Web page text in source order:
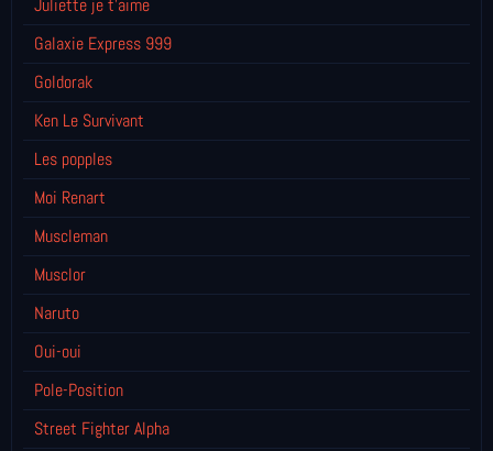
Juliette je t’aime
Galaxie Express 999
Goldorak
Ken Le Survivant
Les popples
Moi Renart
Muscleman
Musclor
Naruto
Oui-oui
Pole-Position
Street Fighter Alpha